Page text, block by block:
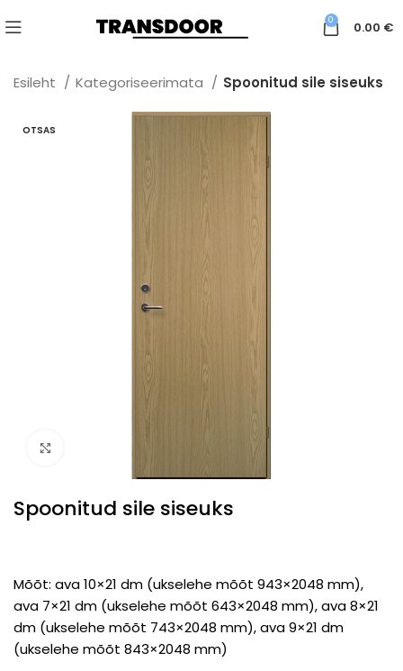
0 0.00 €
Esileht Kategoriseerimata Spoonitud sile siseuks
OTSAS
Spoonitud sile siseuks
Mõõt: ava 10×21 dm (ukselehe mõõt 943×2048 mm),
ava 7×21 dm (ukselehe mõõt 643×2048 mm), ava 8×21
dm (ukselehe mõõt 743×2048 mm), ava 9×21 dm
(ukselehe mõõt 843×2048 mm)